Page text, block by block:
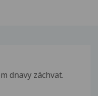
dnavy záchvat.